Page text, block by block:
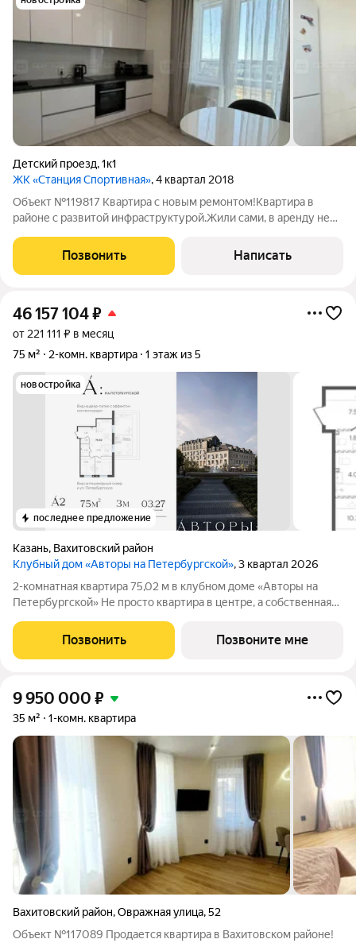
Детский проезд,1к1
ЖК «Станция Спортивная», 4 квартал 2018
Объект №119817 Квартира с новым ремонтом!Квартира в
районе с развитой инфраструктурой.Жили сами, в аренду не
ключей. Один взрослый собственник без обременения, вся
сумма в договоре. В шаговой
Позвонить Написать
46 157 104₽
от 221 111 ₽ в месяц
75 м²
2-комн. квартира 1 этаж из 5
новостройка
последнее предложение
Казань, Вахитовский район
Клубный дом «Авторы на Петербургской», 3 квартал 2026
2-комнатная квартира 75,02 м в клубном доме «Авторы на
Петербургской» Не просто квартира в центре, а собственная
премиум-доме, где архитектура, искусство и сервис
становятся частью
Позвонить Позвоните мне
9 950 000 ₽
35 м² 1-комн. квартира
Вахитовский район,Овражная улица,52
Объект №117089 Продается квартира в Вахитовском районе!